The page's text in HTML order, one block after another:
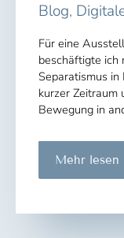
Blog,
Für eine
beschäftigte ich
Separatismus in
kurzer Zeitraum
Bewegung in
mein
Mehr lesen